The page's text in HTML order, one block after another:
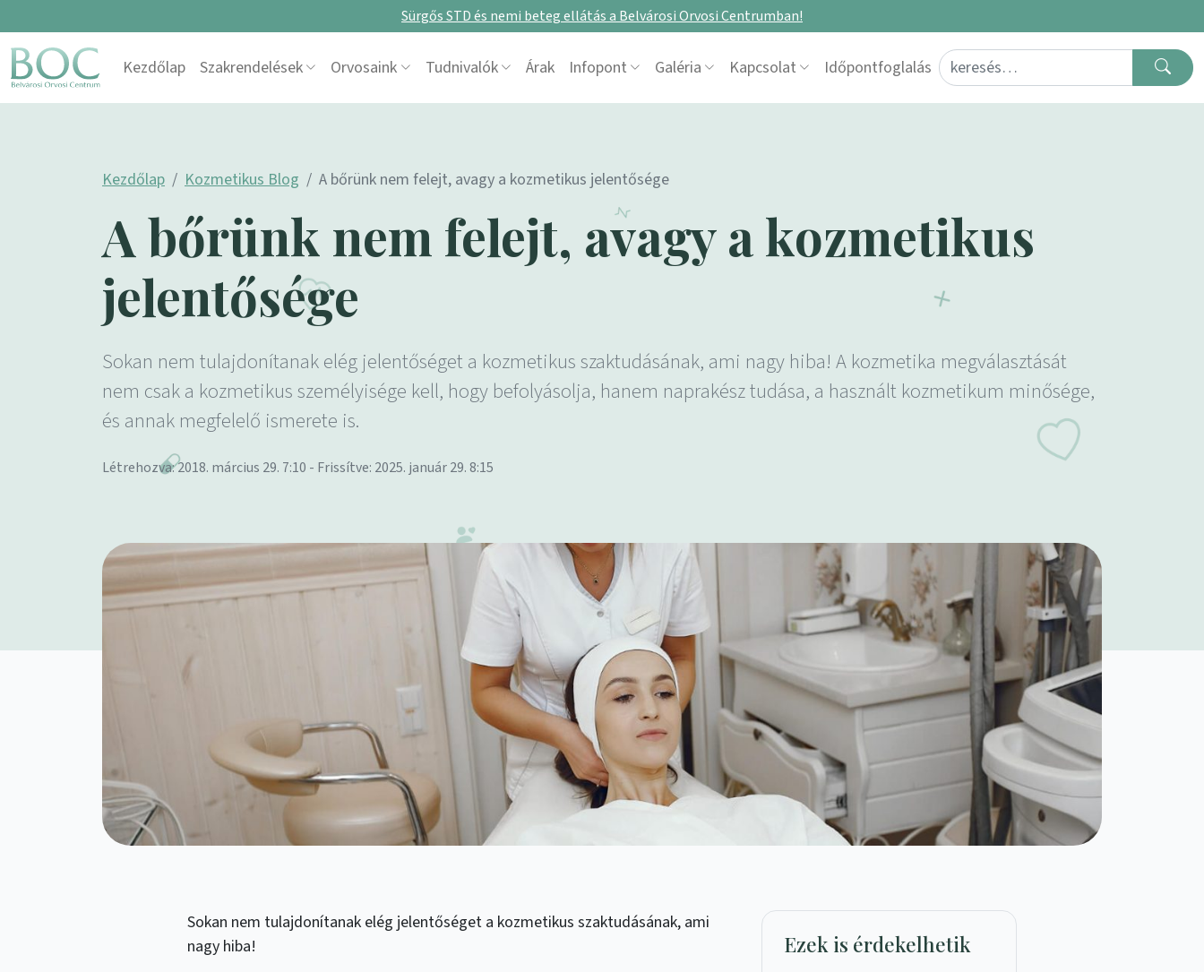
Sürgős STD és nemi beteg ellátás a Belvárosi Orvosi Centrumban!
Skip to content
Main Navigation
Kezdőlap Szakrendelések Orvosaink Tudnivalók Árak Infopont Galéria Kapcsolat Időpontfoglalás Search for:
Kezdőlap Kozmetikus Blog A bőrünk nem felejt, avagy a kozmetikus jelentősége
A bőrünk nem felejt, avagy a kozmetikus
jelentősége
Sokan nem tulajdonítanak elég jelentőséget a kozmetikus szaktudásának, ami nagy hiba! A kozmetika megválasztását
nem csak a kozmetikus személyisége kell, hogy befolyásolja, hanem naprakész tudása, a használt kozmetikum minősége,
és annak megfelelő ismerete is.
Létrehozva: 2018. március 29. 7:10 - Frissítve: 2025. január 29. 8:15
Sokan nem tulajdonítanak elég jelentőséget a kozmetikus szaktudásának, ami
nagy hiba!
Ezek is érdekelhetik